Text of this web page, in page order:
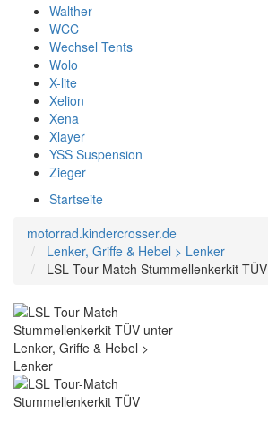
Walther
WCC
Wechsel Tents
Wolo
X-lite
Xelion
Xena
Xlayer
YSS Suspension
Zieger
Startseite
motorrad.kindercrosser.de
Lenker, Griffe & Hebel > Lenker
LSL Tour-Match Stummellenkerkit TÜV